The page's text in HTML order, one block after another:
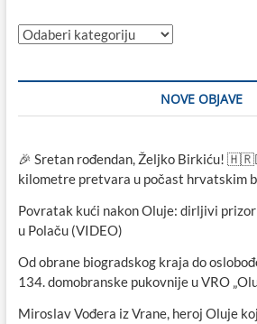
Kategorije
NOVE OBJAVE
🎉 Sretan rođendan, Željko Birkiću!
kilometre pretvara u počast hrvatskim
Povratak kući nakon Oluje: dirljivi
u Polaču (VIDEO)
Od obrane biogradskog kraja do
134. domobranske pukovnije u VRO
Miroslav Vođera iz Vrane, heroj Oluje